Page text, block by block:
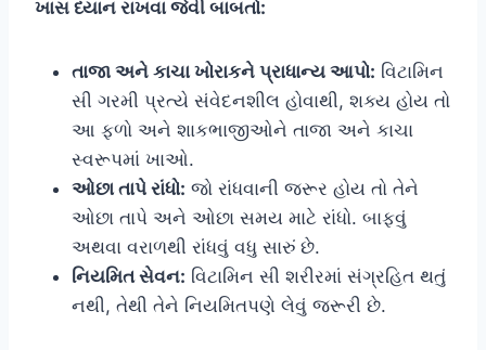
ખાસ ધ્યાન રાખવા જેવી બાબતો:
તાજા અને કાચા ખોરાકને પ્રાધાન્ય આપો: વિટામિન
સી ગરમી પ્રત્યે સંવેદનશીલ હોવાથી, શક્ય હોય તો
આ ફળો અને શાકભાજીઓને તાજા અને કાચા
સ્વરૂપમાં ખાઓ.
ઓછા તાપે રાંધો: જો રાંધવાની જરૂર હોય તો તેને
ઓછા તાપે અને ઓછા સમય માટે રાંધો. બાફવું
અથવા વરાળથી રાંધવું વધુ સારું છે.
નિયમિત સેવન: વિટામિન સી શરીરમાં સંગ્રહિત થતું
નથી, તેથી તેને નિયમિતપણે લેવું જરૂરી છે.